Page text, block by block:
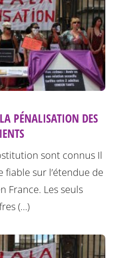
PÉNALISATION DES
sont connus Il
fiable sur l’étendue de
France. Les seuls
(…)